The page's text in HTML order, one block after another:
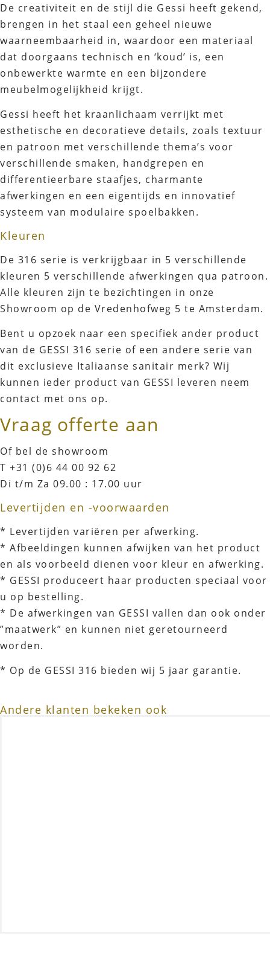
De creativiteit en de stijl die Gessi heeft gekend,
brengen in het staal een geheel nieuwe
waarneembaarheid in, waardoor een materiaal
dat doorgaans technisch en ‘koud’ is, een
onbewerkte warmte en een bijzondere
meubelmogelijkheid krijgt.
Gessi heeft het kraanlichaam verrijkt met
esthetische en decoratieve details, zoals textuur
en patroon met verschillende thema’s voor
verschillende smaken, handgrepen en
differentieerbare staafjes, charmante
afwerkingen en een eigentijds en innovatief
systeem van modulaire spoelbakken.
Kleuren
De 316 serie is verkrijgbaar in 5 verschillende
kleuren 5 verschillende afwerkingen qua patroon.
Alle kleuren zijn te bezichtingen in onze
Showroom op de Vredenhofweg 5 te Amsterdam.
Bent u opzoek naar een specifiek ander product
van de GESSI 316 serie of een andere serie van
dit exclusieve Italiaanse sanitair merk? Wij
kunnen ieder product van GESSI leveren neem
contact met ons op.
Vraag offerte aan
Of bel de showroom
T +31 (0)6 44 00 92 62
Di t/m Za 09.00 : 17.00 uur
Levertijden en -voorwaarden
* Levertijden variëren per afwerking.
* Afbeeldingen kunnen afwijken van het product
en als voorbeeld dienen voor kleur en afwerking.
* GESSI produceert haar producten speciaal voor
u op bestelling.
* De afwerkingen van GESSI vallen dan ook onder
”maatwerk” en kunnen niet geretourneerd
worden.
* Op de GESSI 316 bieden wij 5 jaar garantie.
Andere klanten bekeken ook